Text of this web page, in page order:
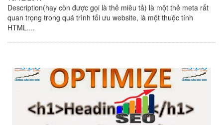
Description(hay còn được gọi là thẻ miêu tả) là một thẻ meta rất
quan trọng trong quá trình tối ưu website, là một thuộc tính
HTML....